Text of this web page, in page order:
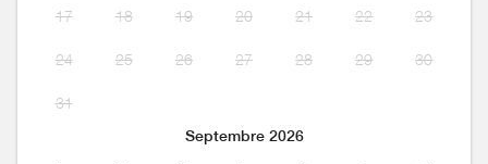
17 18 19 20 21 22 23
24 25 26 27 28 29 30
31
Septembre 2026